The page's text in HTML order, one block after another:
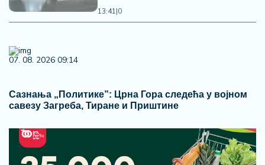
13:41|0
07. 08. 2026 09:14
Сазнања „Политике”: Црна Гора следећа у војном
савезу Загреба, Тиране и Приштине